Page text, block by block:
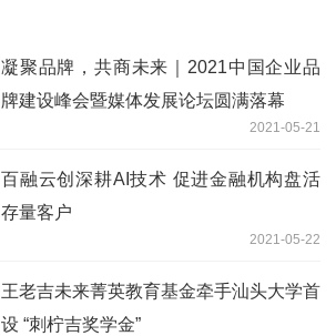
凝聚品牌，共商未来｜2021中国企业品
牌建设峰会暨媒体发展论坛圆满落幕
2021-05-21
百融云创深耕AI技术 促进金融机构盘活
存量客户
2021-05-22
王老吉未来菁英教育基金牵手汕头大学首
设 “刺柠吉奖学金”